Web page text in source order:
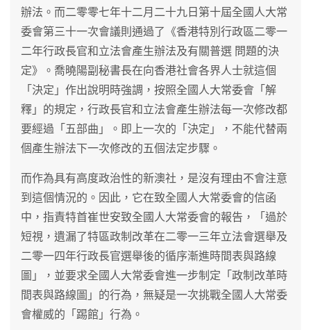
辦法。而二零零七年十二月二十九日第十屆全國人大常
委會第三十一次會議則通過了《香港特別行政區二零一
二年行政長官和立法會產生辦法及有關普選 問題的決
定》。喬曉陽副秘書長在向香港社會各界人士就這個
「決定」作出說明時強調，按照全國人大常委會「解
釋」的規定，行政長官和立法會產生辦法每一次修改都
要經過「五部曲」。即上一次的「決定」，不能代替兩
個產生辦法下一次修改的五個法定步驟。
而作為具有高度政治性的新澳社，是沒有理由不會注意
到這個情況的。因此，它在致全國人大常委會的信函
中，指責特首崔世安致全國人大常委會的報告，「過於
短視，遺漏了特區政制改革在二零一三年立法會選舉及
二零一四年行政長官選舉後的循序漸進時間表與路線
圖」，並要求全國人大常委會進一步制定「政制改革時
間表與路線圖」的行為，無疑是一次挑戰全國人大常委
會權威的「踢館」行為。